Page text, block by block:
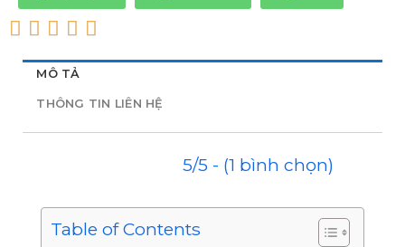
MÔ TẢ
THÔNG TIN LIÊN HỆ
5/5 - (1 bình chọn)
Table of Contents